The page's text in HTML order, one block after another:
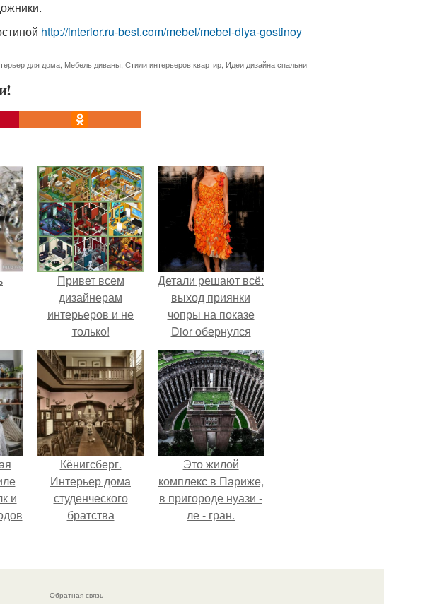
http://interior.ru-best.com/mebel/mebel-dlya-gostinoy
для дома Мебель диваны Стили интерьеров квартир Идеи дизайна спальни
Привет всем
дизайнерам
интерьеров и не
только!
Детали решают всё:
выход приянки
чопры на показе
Dior обернулся
шквалом критики
из-за небрежного
пошива.
и
Кёнигсберг.
Интерьер дома
студенческого
братства
Это жилой
комплекс в Париже,
в пригороде нуази -
ле - гран.
Обратная связь